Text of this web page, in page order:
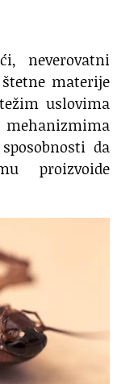
neverovatni
materije
uslovima
da
proizvoide